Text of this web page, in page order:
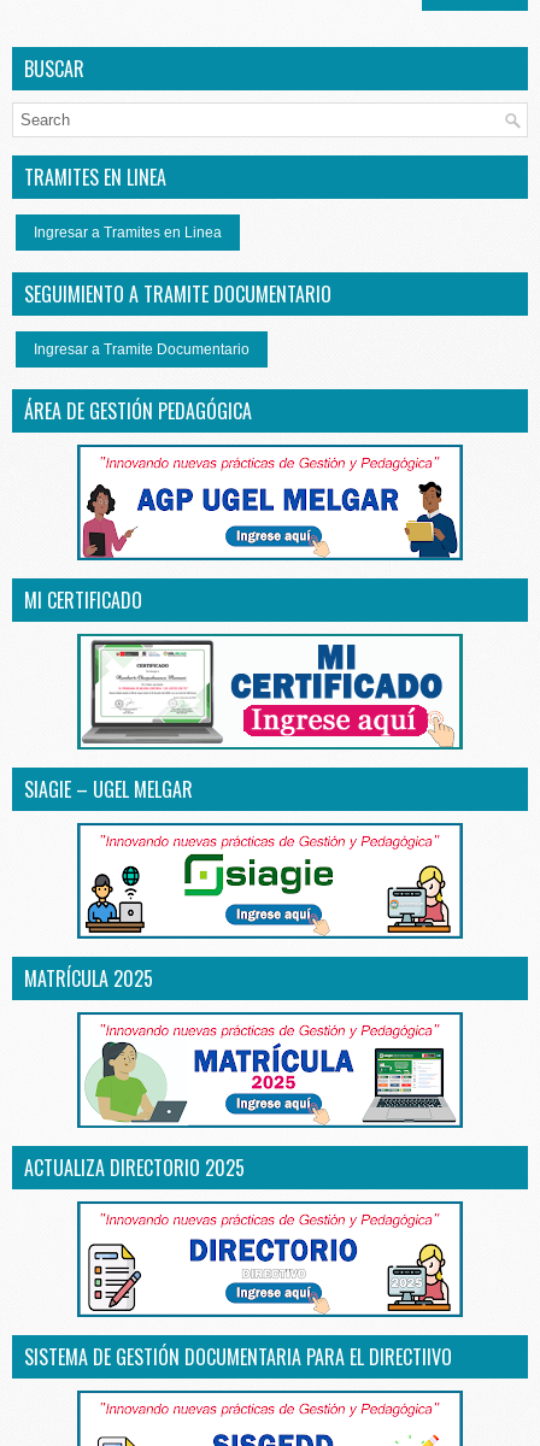
BUSCAR
TRAMITES EN LINEA
Ingresar a Tramites en Linea
SEGUIMIENTO A TRAMITE DOCUMENTARIO
Ingresar a Tramite Documentario
ÁREA DE GESTIÓN PEDAGÓGICA
MI CERTIFICADO
SIAGIE – UGEL MELGAR
MATRÍCULA 2025
ACTUALIZA DIRECTORIO 2025
SISTEMA DE GESTIÓN DOCUMENTARIA PARA EL DIRECTIIVO